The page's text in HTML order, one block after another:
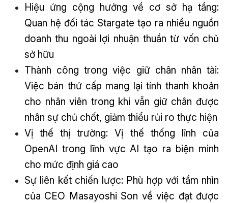
Hiệu ứng cộng hưởng về cơ sở hạ tầng:
Quan hệ đối tác Stargate tạo ra nhiều nguồn
doanh thu ngoài lợi nhuận thuần từ vốn chủ
sở hữu
Thành công trong việc giữ chân nhân tài:
Việc bán thứ cấp mang lại tính thanh khoản
cho nhân viên trong khi vẫn giữ chân được
nhân sự chủ chốt, giảm thiểu rủi ro thực hiện
Vị thế thị trường: Vị thế thống lĩnh của
OpenAI trong lĩnh vực AI tạo ra biện minh
cho mức định giá cao
Sự liên kết chiến lược: Phù hợp với tầm nhìn
của CEO Masayoshi Son về việc đạt được